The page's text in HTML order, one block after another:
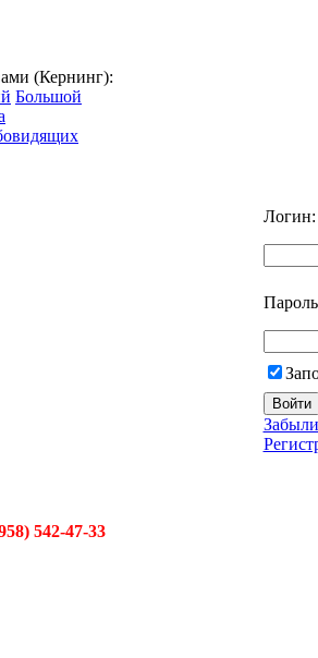
(Кернинг):
Большой
Логин:
542-47-33